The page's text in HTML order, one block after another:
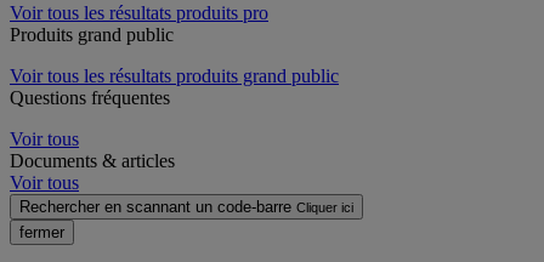
Voir tous les résultats produits pro
Produits grand public
Voir tous les résultats produits grand public
Questions fréquentes
Voir tous
Documents & articles
Voir tous
Rechercher en scannant un code-barre Cliquer ici
fermer